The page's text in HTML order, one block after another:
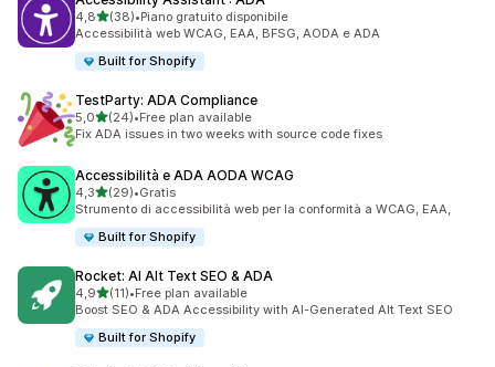
4,8stelle su 5
(38)
38 recensioni totali
•Piano gratuito disponibile
Accessibilità web WCAG, EAA, BFSG, AODA e ADA
Built for Shopify
TestParty: ADA Compliance
5,0stelle su 5
(24)
24 recensioni totali
•Free plan available
Fix ADA issues in two weeks with source code fixes
Accessibilità e ADA AODA WCAG
4,3stelle su 5
(29)
29 recensioni totali
•Gratis
Strumento di accessibilità web per la conformità a WCAG, EAA,
Built for Shopify
Rocket: AI Alt Text SEO & ADA
4,9stelle su 5
(11)
11 recensioni totali
•Free plan available
Boost SEO & ADA Accessibility with AI-Generated Alt Text SEO
Built for Shopify